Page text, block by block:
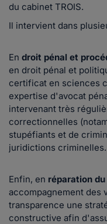
du cabinet TROIS.
Il intervient dans
En droit pénal et
en droit pénal et
certificat en sciences
expertise d'avocat
intervenant très
correctionnelles
stupéfiants et de
juridictions criminelles.
Enfin, en réparation
accompagnement des
transparence une
constructive afin